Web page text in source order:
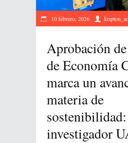
10 febrero, 2026
Aprobación
de Economía
marca un
materia de
sostenibilidad:
investigador